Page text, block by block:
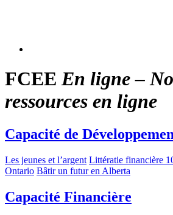
FCEEEn ligne –
ressources en ligne
Capacité de
Les jeunes et l’argent Littératie financière
Ontario Bâtir un futur en Alberta
Capacité Financière